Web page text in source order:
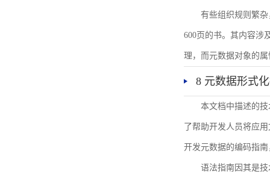
有些组织规则繁
600页的书。其内容涉
理，而元数据对象的
8 元数据形式
本文档中描述的
了帮助开发人员将应
开发元数据的编码指
语法指南因其是